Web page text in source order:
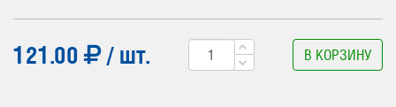
121.00 / шт. В КОРЗИНУ